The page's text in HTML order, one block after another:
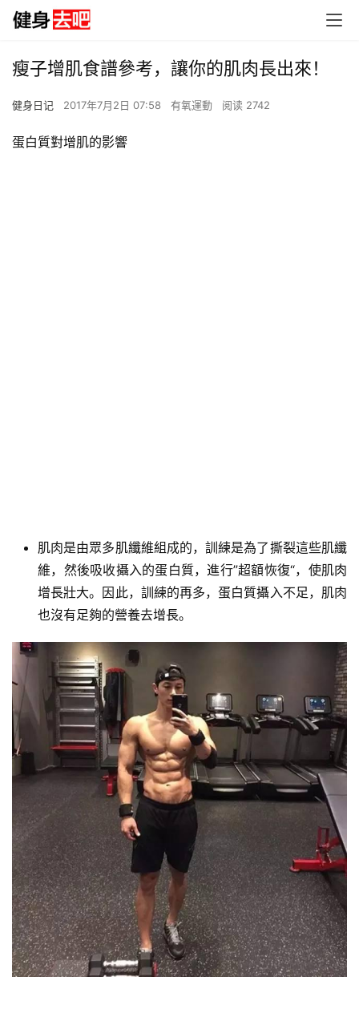
瘦子增肌食譜參考，讓你的肌肉長出來！
健身日记 2017年7月2日 07:58 有氧運動 阅读 2742
蛋白質對增肌的影響
肌肉是由眾多肌纖維組成的，訓練是為了撕裂這些肌纖
維，然後吸收攝入的蛋白質，進行”超額恢復“，使肌肉
增長壯大。因此，訓練的再多，蛋白質攝入不足，肌肉
也沒有足夠的營養去增長。